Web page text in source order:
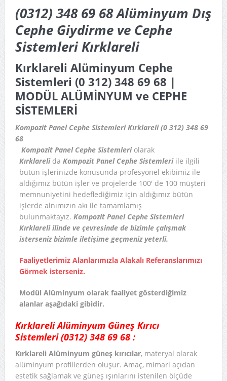
(0312) 348 69 68 Alüminyum Dış
Cephe Giydirme ve Cephe
Sistemleri Kırklareli
Kırklareli Alüminyum Cephe
Sistemleri (0 312) 348 69 68 |
MODÜL ALÜMİNYUM ve CEPHE
SİSTEMLERİ
Kompozit Panel Cephe Sistemleri Kırklareli (0 312) 348 69
68
Kompozit Panel Cephe Sistemleri olarak
Kırklarelida Kompozit Panel Cephe Sistemleriile ilgili
bütün işlerinizde konusunda profesyonel ekibimiz ile
aldığımız bütün işler ve projelerde 100′ de 100 müşteri
memnuniyetini hedeflediğimiz için aldığımız bütün
işlerde alnımızın akı ile tamamlamış
bulunmaktayız. Kompozit Panel Cephe Sistemleri
Kırklareli ilinde ve çevresinde de bizimle çalışmak
isterseniz bizimle iletişime geçmeniz yeterli.
Faaliyetlerimiz Alanlarımızla Alakalı Referanslarımızı
Görmek isterseniz.
Modül Alüminyum olarak faaliyet gösterdiğimiz
alanlar aşağıdaki gibidir.
Kırklareli Alüminyum Güneş Kırıcı
Sistemleri(0312) 348 69 68 :
Kırklareli Alüminyum güneş kırıcılar, materyal olarak
alüminyum profillerden oluşur. Amaç, mimari açıdan
estetik sağlamak ve güneş ışınlarını istenilen ölçüde